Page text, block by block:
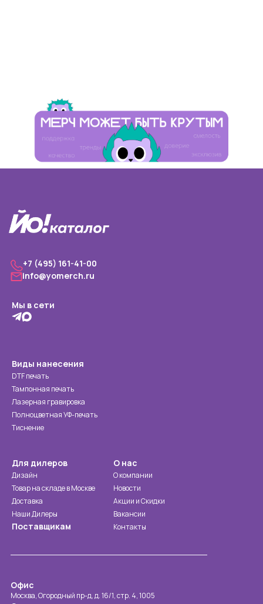
+7 (495) 161-41-00
info@yomerch.ru
Мы в сети
Виды нанесения
DTF печать
Тампонная печать
Лазерная гравировка
Полноцветная УФ-печать
Тиснение
Для дилеров
Дизайн
Товар на складе в Москве
Доставка
Наши Дилеры
Поставщикам
О нас
О компании
Новости
Акции и Скидки
Вакансии
Контакты
Офис
Москва, Огородный пр-д, д. 16/1, стр. 4, 1005